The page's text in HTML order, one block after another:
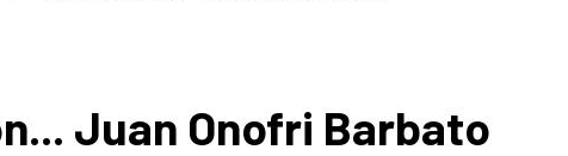
Juan Onofri Barbato